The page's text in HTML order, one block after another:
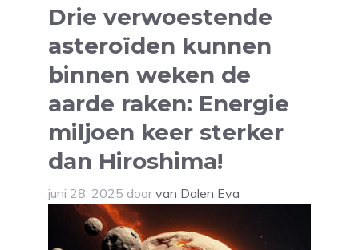
Drie verwoestende
asteroïden kunnen
binnen weken de
aarde raken: Energie
miljoen keer sterker
dan Hiroshima!
juni 28, 2025 door van Dalen Eva